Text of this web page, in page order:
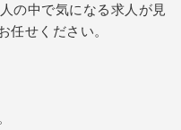
の中で気になる求人が見
任せください。